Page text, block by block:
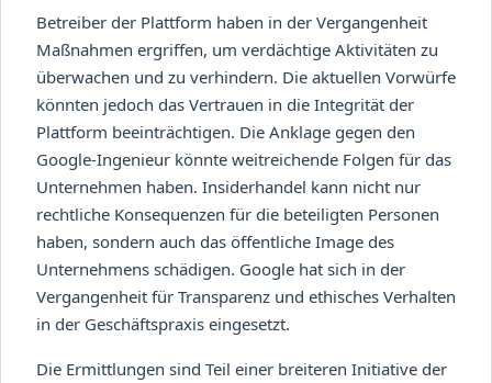
Betreiber der Plattform haben in der Vergangenheit
Maßnahmen ergriffen, um verdächtige Aktivitäten zu
überwachen und zu verhindern. Die aktuellen Vorwürfe
könnten jedoch das Vertrauen in die Integrität der
Plattform beeinträchtigen. Die Anklage gegen den
Google-Ingenieur könnte weitreichende Folgen für das
Unternehmen haben. Insiderhandel kann nicht nur
rechtliche Konsequenzen für die beteiligten Personen
haben, sondern auch das öffentliche Image des
Unternehmens schädigen. Google hat sich in der
Vergangenheit für Transparenz und ethisches Verhalten
in der Geschäftspraxis eingesetzt.
Die Ermittlungen sind Teil einer breiteren Initiative der